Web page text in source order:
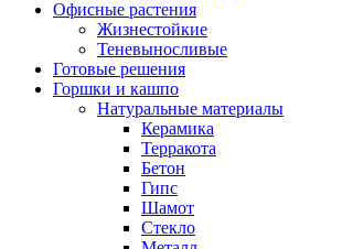
Офисные растения
Жизнестойкие
Теневыносливые
Готовые решения
Горшки и кашпо
Натуральные материалы
Керамика
Терракота
Бетон
Гипс
Шамот
Стекло